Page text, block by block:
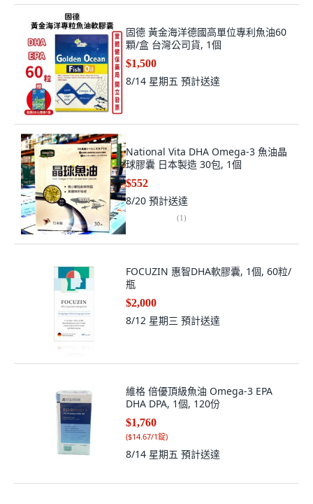
固德 黃金海洋德國高單位專利魚油60
顆/盒 台灣公司貨, 1個
$1,500
8/14 星期五 預計送達
National Vita DHA Omega-3 魚油晶
球膠囊 日本製造 30包, 1個
$552
8/20 預計送達
(1)
FOCUZIN 惠智DHA軟膠囊, 1個, 60粒/
瓶
$2,000
8/12 星期三 預計送達
維格 倍優頂級魚油 Omega-3 EPA
DHA DPA, 1個, 120份
$1,760
($14.67/1錠)
8/14 星期五 預計送達